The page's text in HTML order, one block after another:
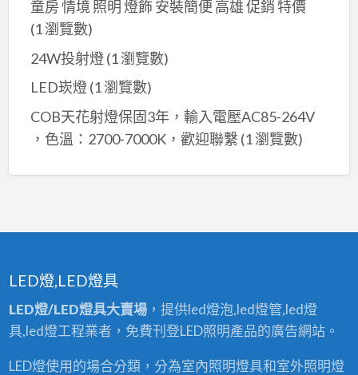
童房 情境 照明 燈飾 安裝簡便 高雄 促銷 特價
(1 瀏覽數)
24W投射燈(1 瀏覽數)
LED崁燈(1 瀏覽數)
COB天花射燈保固3年，輸入電壓AC85-264V
，色溫：2700-7000K，歡迎聯繫 (1 瀏覽數)
LED燈,LED燈具
LED燈/LED燈具大賣場，提供led燈泡,led燈管,led燈
具,led燈工程業者，免費刊登LED照明產品的廣告網站。
LED燈使用的場合分類，分為室內照明燈具和室外照明燈